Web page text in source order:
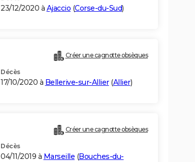
23/12/2020 à Ajaccio (Corse-du-Sud)
Créer une cagnotte obsèques
Décès
17/10/2020 à Bellerive-sur-Allier(Allier)
Créer une cagnotte obsèques
Décès
04/11/2019 à Marseille (Bouches-du-